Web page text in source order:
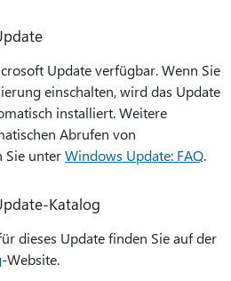
Update verfügbar. Wenn Sie
einschalten, wird das Update
installiert. Weitere
Abrufen von
Sie unterWindows Update: FAQ.
Katalog
dieses Update finden Sie auf der
-Website.